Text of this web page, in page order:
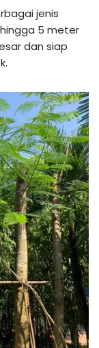
jenis
5 meter
dan siap